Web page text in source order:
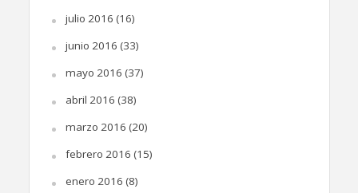
julio 2016 (16)
junio 2016 (33)
mayo 2016 (37)
abril 2016 (38)
marzo 2016 (20)
febrero 2016 (15)
enero 2016 (8)